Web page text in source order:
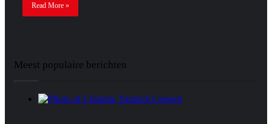
Read More »
Meest populaire berichten